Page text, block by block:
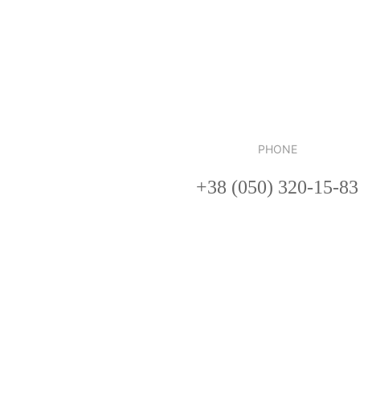
PHONE
+38 (050) 320-15-83